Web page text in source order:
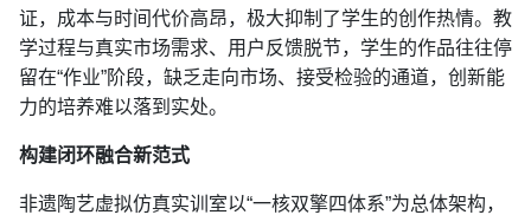
证，成本与时间代价高昂，极大抑制了学生的创作热情。教
学过程与真实市场需求、用户反馈脱节，学生的作品往往停
留在“作业”阶段，缺乏走向市场、接受检验的通道，创新能
力的培养难以落到实处。
构建闭环融合新范式
非遗陶艺虚拟仿真实训室以“一核双擎四体系”为总体架构，